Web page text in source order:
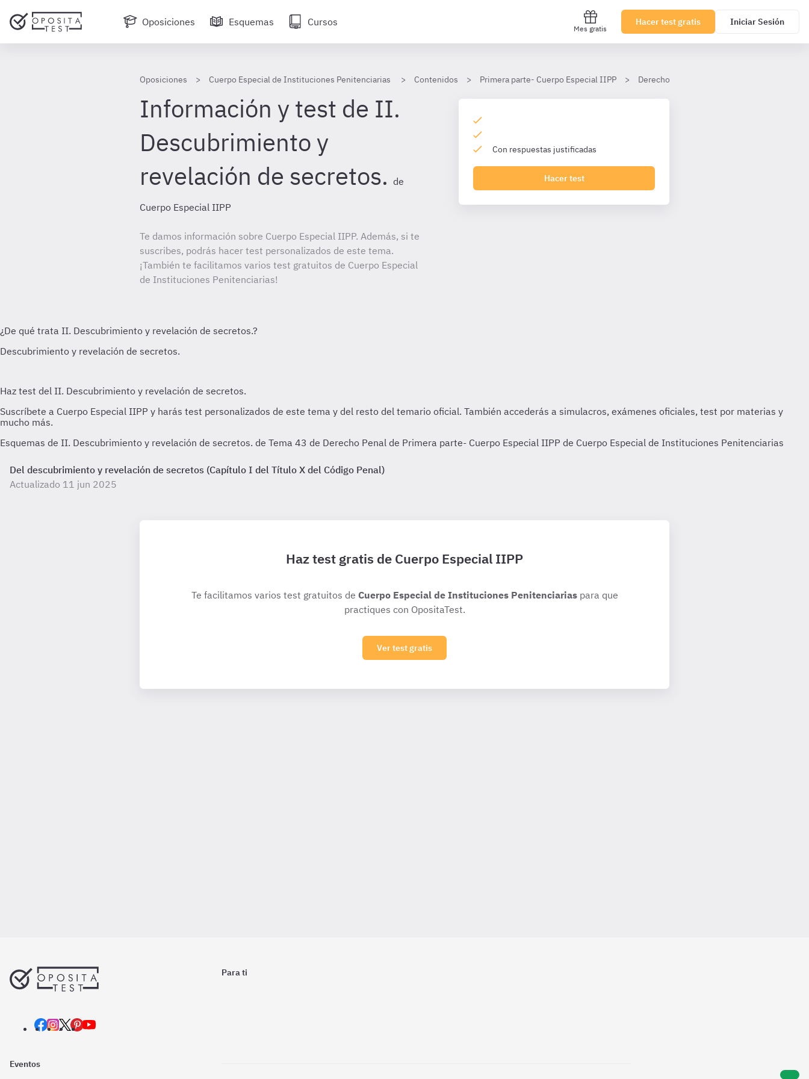
Oposiciones Esquemas Cursos
Mes gratis
Hacer test gratis Iniciar Sesión
Oposiciones Cuerpo Especial de Instituciones Penitenciarias Contenidos Primera parte- Cuerpo Especial IIPP Derecho Penal
Información y test de II.
Descubrimiento y
revelación de secretos. de
Cuerpo Especial IIPP
Te damos información sobre Cuerpo Especial IIPP. Además, si te
suscribes, podrás hacer test personalizados de este tema.
¡También te facilitamos varios test gratuitos de Cuerpo Especial
de Instituciones Penitenciarias!
Con respuestas justificadas
Hacer test
Esquemas de II. Descubrimiento y revelación de secretos. de Tema 43 de Derecho Penal de Primera parte- Cuerpo Especial IIPP de Cuerpo Especial de Instituciones Penitenciarias
Del descubrimiento y revelación de secretos (Capítulo I del Título X del Código Penal)
Actualizado 11 jun 2025
Haz test gratis de Cuerpo Especial IIPP
Te facilitamos varios test gratuitos de Cuerpo Especial de Instituciones Penitenciariaspara que
practiques con OpositaTest.
Ver test gratis
Para ti
Eventos